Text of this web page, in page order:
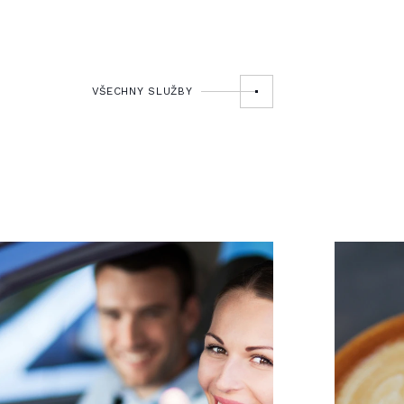
VŠECHNY SLUŽBY